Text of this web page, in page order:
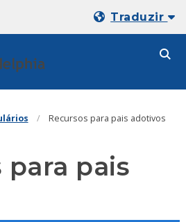
Traduzir
Recursos para pais adotivos
para pais